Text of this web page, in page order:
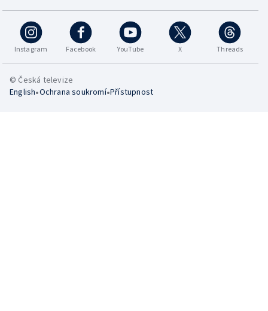
Instagram Facebook YouTube X Threads
© Česká televize
English•Ochrana soukromí•Přístupnost